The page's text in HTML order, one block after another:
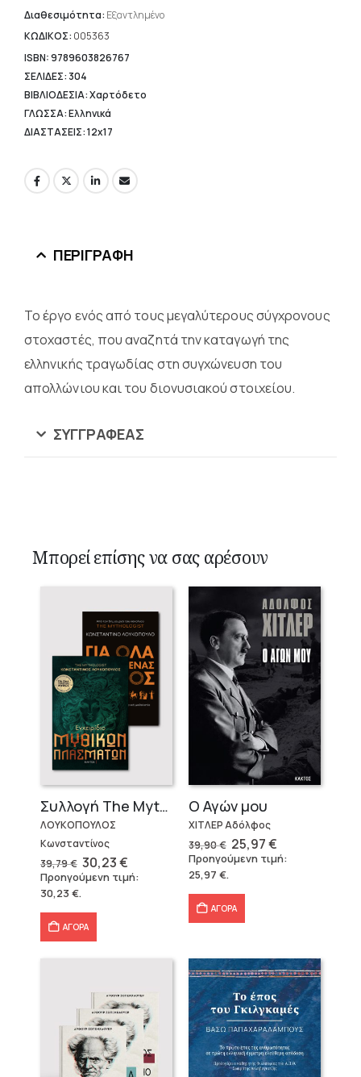
είναι:
9,80 €.
Διαθεσιμότητα: Εξαντλημένο
ΚΩΔΙΚΟΣ: 005363
ISBN: 9789603826767
ΣΕΛΙΔΕΣ: 304
ΒΙΒΛΙΟΔΕΣΙΑ: Χαρτόδετο
ΓΛΩΣΣΑ: Ελληνικά
ΔΙΑΣΤΑΣΕΙΣ: 12x17
ΠΕΡΙΓΡΑΦΉ
Το έργο ενός από τους μεγαλύτερους σύγχρονους
στοχαστές, που αναζητά την καταγωγή της
ελληνικής τραγωδίας στη συγχώνευση του
απολλώνιου και του διονυσιακού στοιχείου.
ΣΥΓΓΡΑΦΈΑΣ
Μπορεί επίσης να σας αρέσουν
Συλλογή The Mythologist (2 βιβλία)
ΛΟΥΚΟΠΟΥΛΟΣ
Κωνσταντίνος
39,79€ Original
price
was:
39,79 €.
30,23€Η
τρέχουσα
τιμή
Προηγούμενη τιμή:
30,23€.
ΑΓΟΡΑ
Ο Αγών μου
ΧΙΤΛΕΡ Αδόλφος
39,90€ Original
price
was:
25,97€Η
τρέχουσα
τιμή
Προηγούμενη τιμή:
25,97 €.
ΑΓΟΡΑ